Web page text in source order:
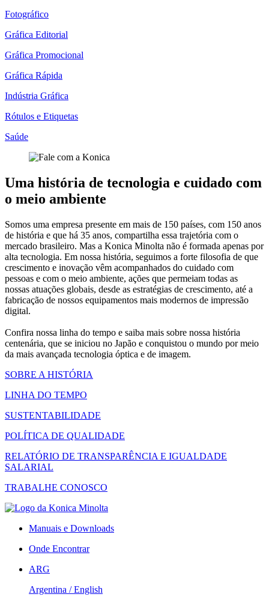
Fotográfico
Gráfica Editorial
Gráfica Promocional
Gráfica Rápida
Indústria Gráfica
Rótulos e Etiquetas
Saúde
Uma história de tecnologia e cuidado com
o meio ambiente
Somos uma empresa presente em mais de 150 países, com 150 anos
de história e que há 35 anos, compartilha essa trajetória com o
mercado brasileiro. Mas a Konica Minolta não é formada apenas por
alta tecnologia. Em nossa história, seguimos a forte filosofia de que
crescimento e inovação vêm acompanhados do cuidado com
pessoas e com o meio ambiente, ações que permeiam todas as
nossas atuações globais, desde as estratégias de crescimento, até a
fabricação de nossos equipamentos mais modernos de impressão
digital.
Confira nossa linha do tempo e saiba mais sobre nossa história
centenária, que se iniciou no Japão e conquistou o mundo por meio
da mais avançada tecnologia óptica e de imagem.
SOBRE A HISTÓRIA
LINHA DO TEMPO
SUSTENTABILIDADE
POLÍTICA DE QUALIDADE
RELATÓRIO DE TRANSPARÊNCIA E IGUALDADE
SALARIAL
TRABALHE CONOSCO
Manuais e Downloads
Onde Encontrar
ARG
Argentina / English